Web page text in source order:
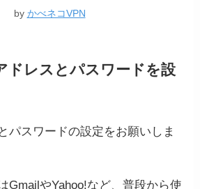
by かべネコVPN
ドレスとパスワードを設
パスワードの設定をお願いしま
GmailやYahoo!など、普段から使